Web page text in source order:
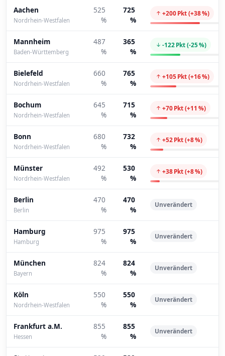
Aachen
Nordrhein-Westfalen
525
%
725
%
+200 Pkt (+38 %)
Mannheim
Baden-Württemberg
487
%
365
%
-122 Pkt (-25 %)
Bielefeld
Nordrhein-Westfalen
660
%
765
%
+105 Pkt (+16 %)
Bochum
Nordrhein-Westfalen
645
%
715
%
+70 Pkt (+11 %)
Bonn
Nordrhein-Westfalen
680
%
732
%
+52 Pkt (+8 %)
Münster
Nordrhein-Westfalen
492
%
530
%
+38 Pkt (+8 %)
Berlin
Berlin
470
%
470
%
Unverändert
Hamburg
Hamburg
975
%
975
%
Unverändert
München
Bayern
824
%
824
%
Unverändert
Köln
Nordrhein-Westfalen
550
%
550
%
Unverändert
Frankfurt a.M.
Hessen
855
%
855
%
Unverändert